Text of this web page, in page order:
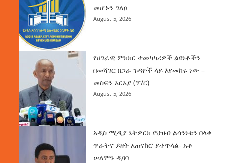
መሆኑን ገለፀ
August 5, 2026
የሀገራዊ ምክክር ተመካካሪዎች ልዩነቶችን
በመሻገር በጋራ ጉዳዮች ላይ እየመከሩ ነው –
መስፍን አርአያ (ፕ/ር)
August 5, 2026
አዲስ ሚዲያ ኔትዎርክ የህዝብ ልሳንነቱን በላቀ
ጥራትና ይዘት አጠናክሮ ይቀጥላል- አቶ
ሠለሞን ዲባባ